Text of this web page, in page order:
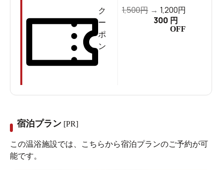
ク
ー
ポ
ン
1,500円 → 1,200円
300 円
OFF
宿泊プラン [PR]
この温浴施設では、こちらから宿泊プランのご予約が可
能です。